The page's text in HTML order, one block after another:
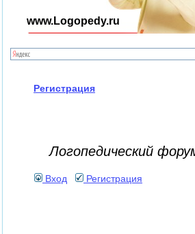
www.Logopedy.ru
Регистрация
Логопедический
Вход Регистрация